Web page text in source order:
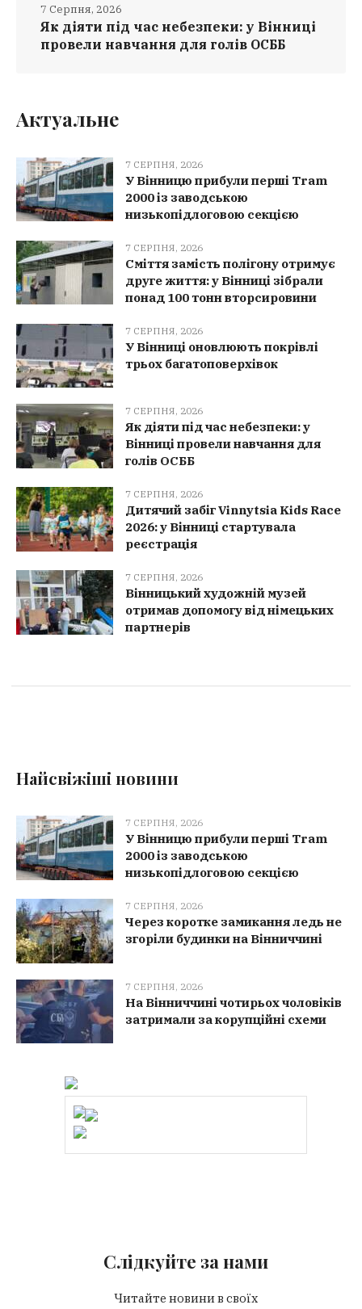
Як діяти під час небезпеки: у Вінниці
провели навчання для голів ОСББ
7 Серпня, 2026
Актуальне
7 СЕРПНЯ, 2026
У Вінницю прибули перші Tram
2000 із заводською
низькопідлоговою секцією
7 СЕРПНЯ, 2026
Сміття замість полігону отримує
друге життя: у Вінниці зібрали
понад 100 тонн вторсировини
7 СЕРПНЯ, 2026
У Вінниці оновлюють покрівлі
трьох багатоповерхівок
7 СЕРПНЯ, 2026
Як діяти під час небезпеки: у
Вінниці провели навчання для
голів ОСББ
7 СЕРПНЯ, 2026
Дитячий забіг Vinnytsia Kids Race
2026: у Вінниці стартувала
реєстрація
7 СЕРПНЯ, 2026
Вінницький художній музей
отримав допомогу від німецьких
партнерів
Найсвіжіші новини
7 СЕРПНЯ, 2026
У Вінницю прибули перші Tram
2000 із заводською
низькопідлоговою секцією
7 СЕРПНЯ, 2026
Через коротке замикання ледь не
згоріли будинки на Вінниччині
7 СЕРПНЯ, 2026
На Вінниччині чотирьох чоловіків
затримали за корупційні схеми
Слідкуйте за нами
Читайте новини в своїх